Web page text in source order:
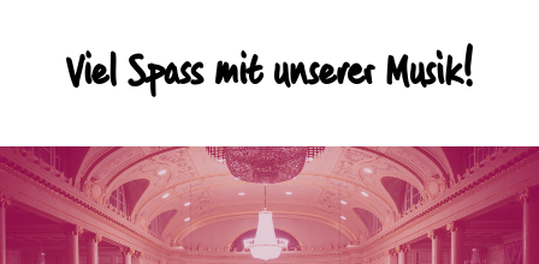
Viel Spass mit unserer Musik!